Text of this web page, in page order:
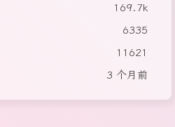
169.7k
6335
11621
3 个月前